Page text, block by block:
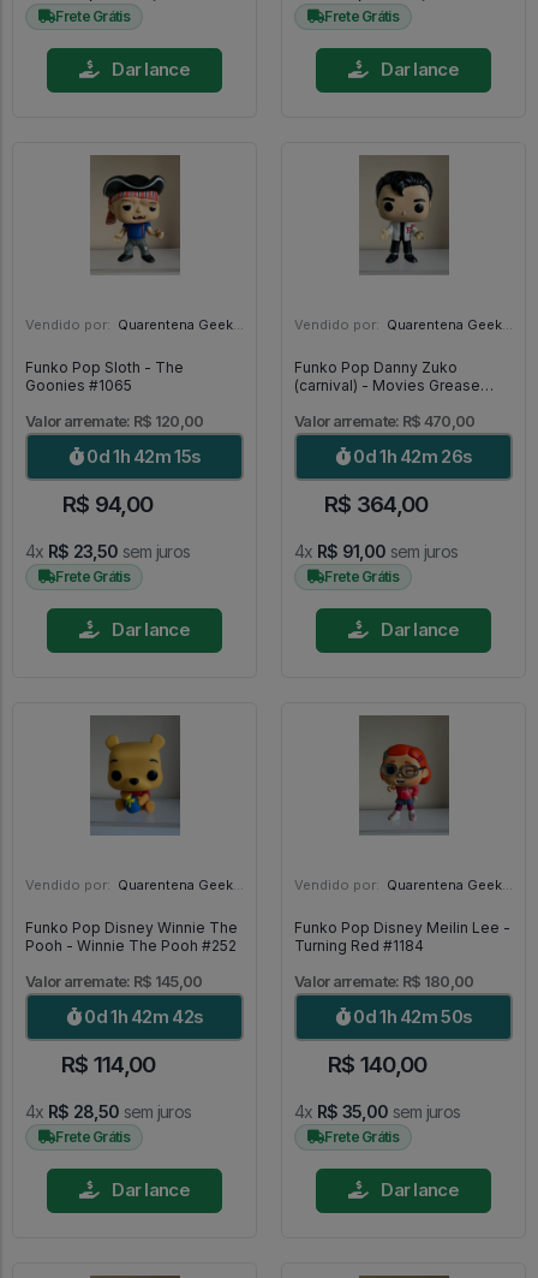
Frete Grátis
Dar lance
Frete Grátis
Dar lance
Vendido por: Quarentena Geek Store - SP
Funko Pop Sloth - The
Goonies #1065
Valor arremate: R$ 120,00
0d 1h 42m 14s
R$ 94,00
4x R$ 23,50 sem juros
Frete Grátis
Dar lance
Vendido por: Quarentena Geek Store - SP
Funko Pop Danny Zuko
(carnival) - Movies Grease
Valor arremate: R$ 470,00
0d 1h 42m 25s
R$ 364,00
4x R$ 91,00 sem juros
Frete Grátis
Dar lance
Vendido por: Quarentena Geek Store - SP
Funko Pop Disney Winnie The
Pooh - Winnie The Pooh #252
Valor arremate: R$ 145,00
0d 1h 42m 41s
R$ 114,00
4x R$ 28,50 sem juros
Frete Grátis
Dar lance
Vendido por: Quarentena Geek Store - SP
Funko Pop Disney Meilin Lee -
Turning Red #1184
Valor arremate: R$ 180,00
0d 1h 42m 49s
R$ 140,00
4x R$ 35,00 sem juros
Frete Grátis
Dar lance